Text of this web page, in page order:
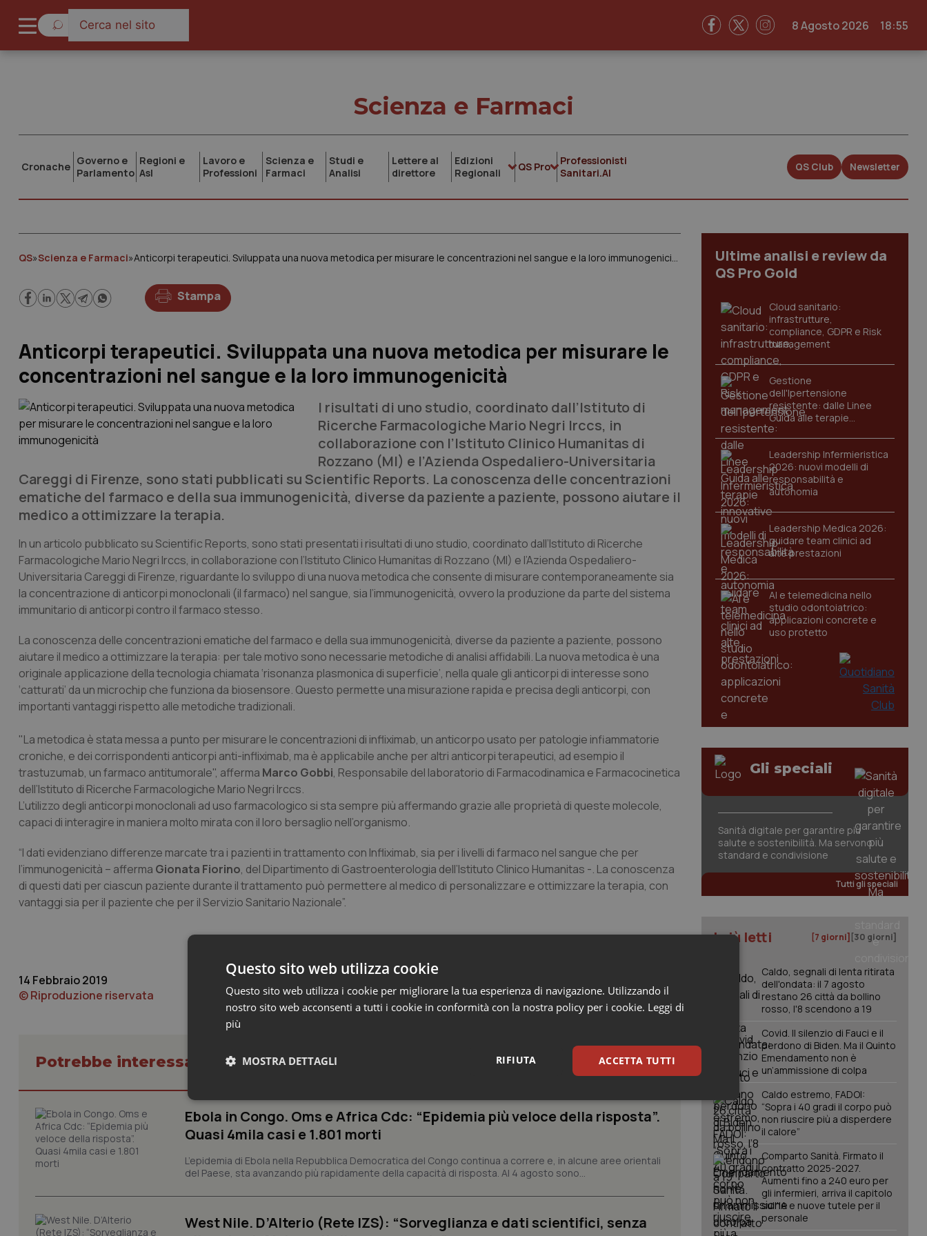
8 Agosto 2026 18:55
Scienza e Farmaci
Cronache Governo e
Parlamento
Regioni e
Asl
Lavoro e
Professioni
Scienza e
Farmaci
Studi e
Analisi
Lettere al
direttore
Edizioni
Regionali
QS Pro
Professionisti
Sanitari.AI
QS Club Newsletter
QS»Scienza e Farmaci» Anticorpi terapeutici. Sviluppata una nuova metodica per misurare le concentrazioni nel sangue e la loro immunogenicità
Stampa
Anticorpi terapeutici. Sviluppata una nuova metodica per misurare le
concentrazioni nel sangue e la loro immunogenicità
I risultati di uno studio, coordinato dall’Istituto di
Ricerche Farmacologiche Mario Negri Irccs, in
collaborazione con l’Istituto Clinico Humanitas di
Rozzano (MI) e l’Azienda Ospedaliero-Universitaria
Careggi di Firenze, sono stati pubblicati suScientific Reports. La conoscenza delle concentrazioni
ematiche del farmaco e della sua immunogenicità, diverse da paziente a paziente, possono aiutare il
medico a ottimizzare la terapia.
In un articolo pubblicato suScientific Reports, sono stati presentati i risultati di uno studio, coordinato dall’Istituto di Ricerche
Farmacologiche Mario Negri Irccs, in collaborazione con l’Istituto Clinico Humanitas di Rozzano (MI) e l’Azienda Ospedaliero-
Universitaria Careggi di Firenze, riguardante lo sviluppo di una nuova metodica che consente di misurare contemporaneamente sia
la concentrazione di anticorpi monoclonali (il farmaco) nel sangue, sia l’immunogenicità, ovvero la produzione da parte del sistema
immunitario di anticorpi contro il farmaco stesso.
La conoscenza delle concentrazioni ematiche del farmaco e della sua immunogenicità, diverse da paziente a paziente, possono
aiutare il medico a ottimizzare la terapia: per tale motivo sono necessarie metodiche di analisi affidabili. La nuova metodica è una
originale applicazione della tecnologia chiamata ‘risonanza plasmonica di superficie’, nella quale gli anticorpi di interesse sono
‘catturati’ da un microchip che funziona da biosensore. Questo permette una misurazione rapida e precisa degli anticorpi, con
importanti vantaggi rispetto alle metodiche tradizionali.
"La metodica è stata messa a punto per misurare le concentrazioni di infliximab, un anticorpo usato per patologie infiammatorie
croniche, e dei corrispondenti anticorpi anti-infliximab, ma è applicabile anche per altri anticorpi terapeutici, ad esempio il
trastuzumab, un farmaco antitumorale", afferma Marco Gobbi, Responsabile del laboratorio di Farmacodinamica e Farmacocinetica
dell’Istituto di Ricerche Farmacologiche Mario Negri Irccs.
L’utilizzo degli anticorpi monoclonali ad uso farmacologico si sta sempre più affermando grazie alle proprietà di queste molecole,
capaci di interagire in maniera molto mirata con il loro bersaglio nell’organismo.
“I dati evidenziano differenze marcate tra i pazienti in trattamento con Infliximab, sia per i livelli di farmaco nel sangue che per
l’immunogenicità – afferma Gionata Fiorino, del Dipartimento di Gastroenterologia dell’Istituto Clinico Humanitas -. La conoscenza
di questi dati per ciascun paziente durante il trattamento può permettere al medico di personalizzare e ottimizzare la terapia, con
vantaggi sia per il paziente che per il Servizio Sanitario Nazionale”.
14 Febbraio 2019
© Riproduzione riservata
Potrebbe interessarti in Scienza e Farmaci
Ebola in Congo. Oms e Africa Cdc: “Epidemia più veloce della risposta”.
Quasi 4mila casi e 1.801 morti
L’epidemia di Ebola nella Repubblica Democratica del Congo continua a correre e, in alcune aree orientali
del Paese, sta avanzando più rapidamente della capacità di risposta. Al 4 agosto sono...
West Nile. D’Alterio (Rete IZS): “Sorveglianza e dati scientifici, senza
Ultime analisi e review da
QS Pro Gold
Cloud sanitario:
infrastrutture,
compliance, GDPR e Risk
management
Gestione
dell'Ipertensione
resistente: dalle Linee
Guida alle terapie
innovative
Leadership Infermieristica
2026: nuovi modelli di
responsabilità e
autonomia
Leadership Medica 2026:
guidare team clinici ad
alte prestazioni
AI e telemedicina nello
studio odontoiatrico:
applicazioni concrete e
uso protetto
Gli speciali
Sanità digitale per garantire più
salute e sostenibilità. Ma servono
standard e condivisione
Tutti gli speciali
I più letti [7 giorni] [30 giorni]
Caldo, segnali di lenta ritirata
dell'ondata: il 7 agosto
restano 26 città da bollino
rosso, l'8 scendono a 19
Covid. Il silenzio di Fauci e il
perdono di Biden. Ma il Quinto
Emendamento non è
un’ammissione di colpa
Caldo estremo, FADOI:
“Sopra i 40 gradi il corpo può
non riuscire più a disperdere
il calore”
Comparto Sanità. Firmato il
contratto 2025-2027.
Aumenti fino a 240 euro per
gli infermieri, arriva il capitolo
sull'IA e nuove tutele per il
personale
Questo sito web utilizza cookie
Questo sito web utilizza i cookie per migliorare la tua esperienza di navigazione. Utilizzando il
nostro sito web acconsenti a tutti i cookie in conformità con la nostra policy per i cookie. Leggi di
più
ACCETTA TUTTI
RIFIUTA
MOSTRA DETTAGLI
Necessari Statistici Marketing
Necessari Statistici Marketing
I cookie necessari contribuiscono a rendere fruibile il sito web abilitandone funzionalità di base quali la navigazione sulle pagine